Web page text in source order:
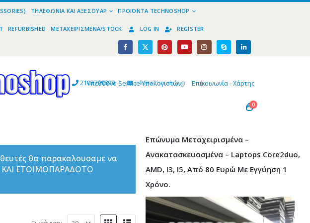
ΤΗΛΕΦΩΝΊΑ ΚΑΙ ΑΞΕΣΟΥΆΡ ΠΡΟΪΌΝΤΑ TECHNOSHOP
REFURBISHED ΜΕΤΑΧΕΙΡΙΣΜΈΝΑ/STOCK LOG IN REGISTER
2102799890 | info@technoshop,gr |
Υπεύθυνο Service Υπολογιστών| Επικοινωνία - Χάρτης
0
θα παρακαλουσαμε να
ΕΤΟΙΜΟΠΑΡΑΔΟΤΟ
Επώνυμα Μεταχειρισμένα –
Ανακατασκευασμένα – Laptops Core2duo,
AMD, I3, I5, Από 80 Ευρώ Με Εγγύηση 1
Χρόνο.